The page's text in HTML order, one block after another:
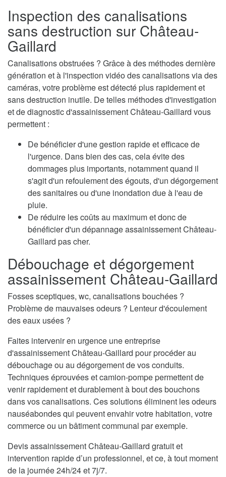
Inspection des canalisations
sans destruction sur Château-
Gaillard
Canalisations obstruées ? Grâce à des méthodes dernière
génération et à l'inspection vidéo des canalisations via des
caméras, votre problème est détecté plus rapidement et
sans destruction inutile. De telles méthodes d'investigation
et de diagnostic d'assainissement Château-Gaillard vous
permettent :
De bénéficier d'une gestion rapide et efficace de
l'urgence. Dans bien des cas, cela évite des
dommages plus importants, notamment quand il
s'agit d'un refoulement des égouts, d'un dégorgement
des sanitaires ou d'une inondation due à l'eau de
pluie.
De réduire les coûts au maximum et donc de
bénéficier d'un dépannage assainissement Château-
Gaillard pas cher.
Débouchage et dégorgement
assainissement Château-Gaillard
Fosses sceptiques, wc, canalisations bouchées ?
Problème de mauvaises odeurs ? Lenteur d'écoulement
des eaux usées ?
Faites intervenir en urgence une entreprise
d'assainissement Château-Gaillard pour procéder au
débouchage ou au dégorgement de vos conduits.
Techniques éprouvées et camion-pompe permettent de
venir rapidement et durablement à bout des bouchons
dans vos canalisations. Ces solutions éliminent les odeurs
nauséabondes qui peuvent envahir votre habitation, votre
commerce ou un bâtiment communal par exemple.
Devis assainissement Château-Gaillard gratuit et
intervention rapide d’un professionnel, et ce, à tout moment
de la journée 24h/24 et 7j/7.